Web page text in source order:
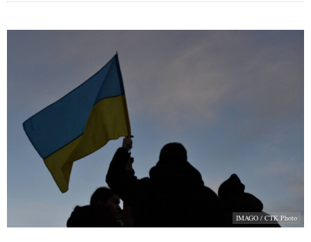
IMAGO / CTK Photo